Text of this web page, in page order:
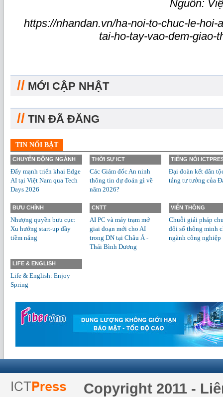
Nguồn:
https://nhandan.vn/ha-noi-to-chuc-le-hoi-
tai-ho-tay-vao-dem-giao-
// MỚI CẬP NHẬT
// TIN ĐÃ ĐĂNG
TIN NỔI BẬT
CHUYỂN ĐỘNG NGÀNH
Đẩy mạnh triển khai Edge
AI tại Việt Nam qua Tech
Days 2026
THỜI SỰ ICT
Các Giám đốc An ninh
thông tin dự đoán gì về
năm 2026?
TIẾNG NÓI
Đại đoàn kết dân
tảng tư tưởng của
BƯU CHÍNH
Nhượng quyền bưu cục:
Xu hướng start-up đầy
tiềm năng
CNTT
AI PC và máy trạm mở
giai đoạn mới cho AI
trong DN tại Châu Á -
Thái Bình Dương
VIỄN THÔNG
Chuỗi giải pháp
đổi số thông minh
ngành công nghiệp
LIFE & ENGLISH
Life & English: Enjoy
Spring
Copyright 2011 -